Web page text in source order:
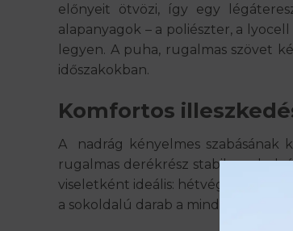
előnyeit ötvözi, így egy
alapanyagok – a poliészter, a
legyen. A puha, rugalmas szövet
időszakokban.
Komfortos
A nadrág kényelmes szabásának
rugalmas derékrész stabilan a
viseletként ideális: hétvégi
a sokoldalú darab a mindennapi